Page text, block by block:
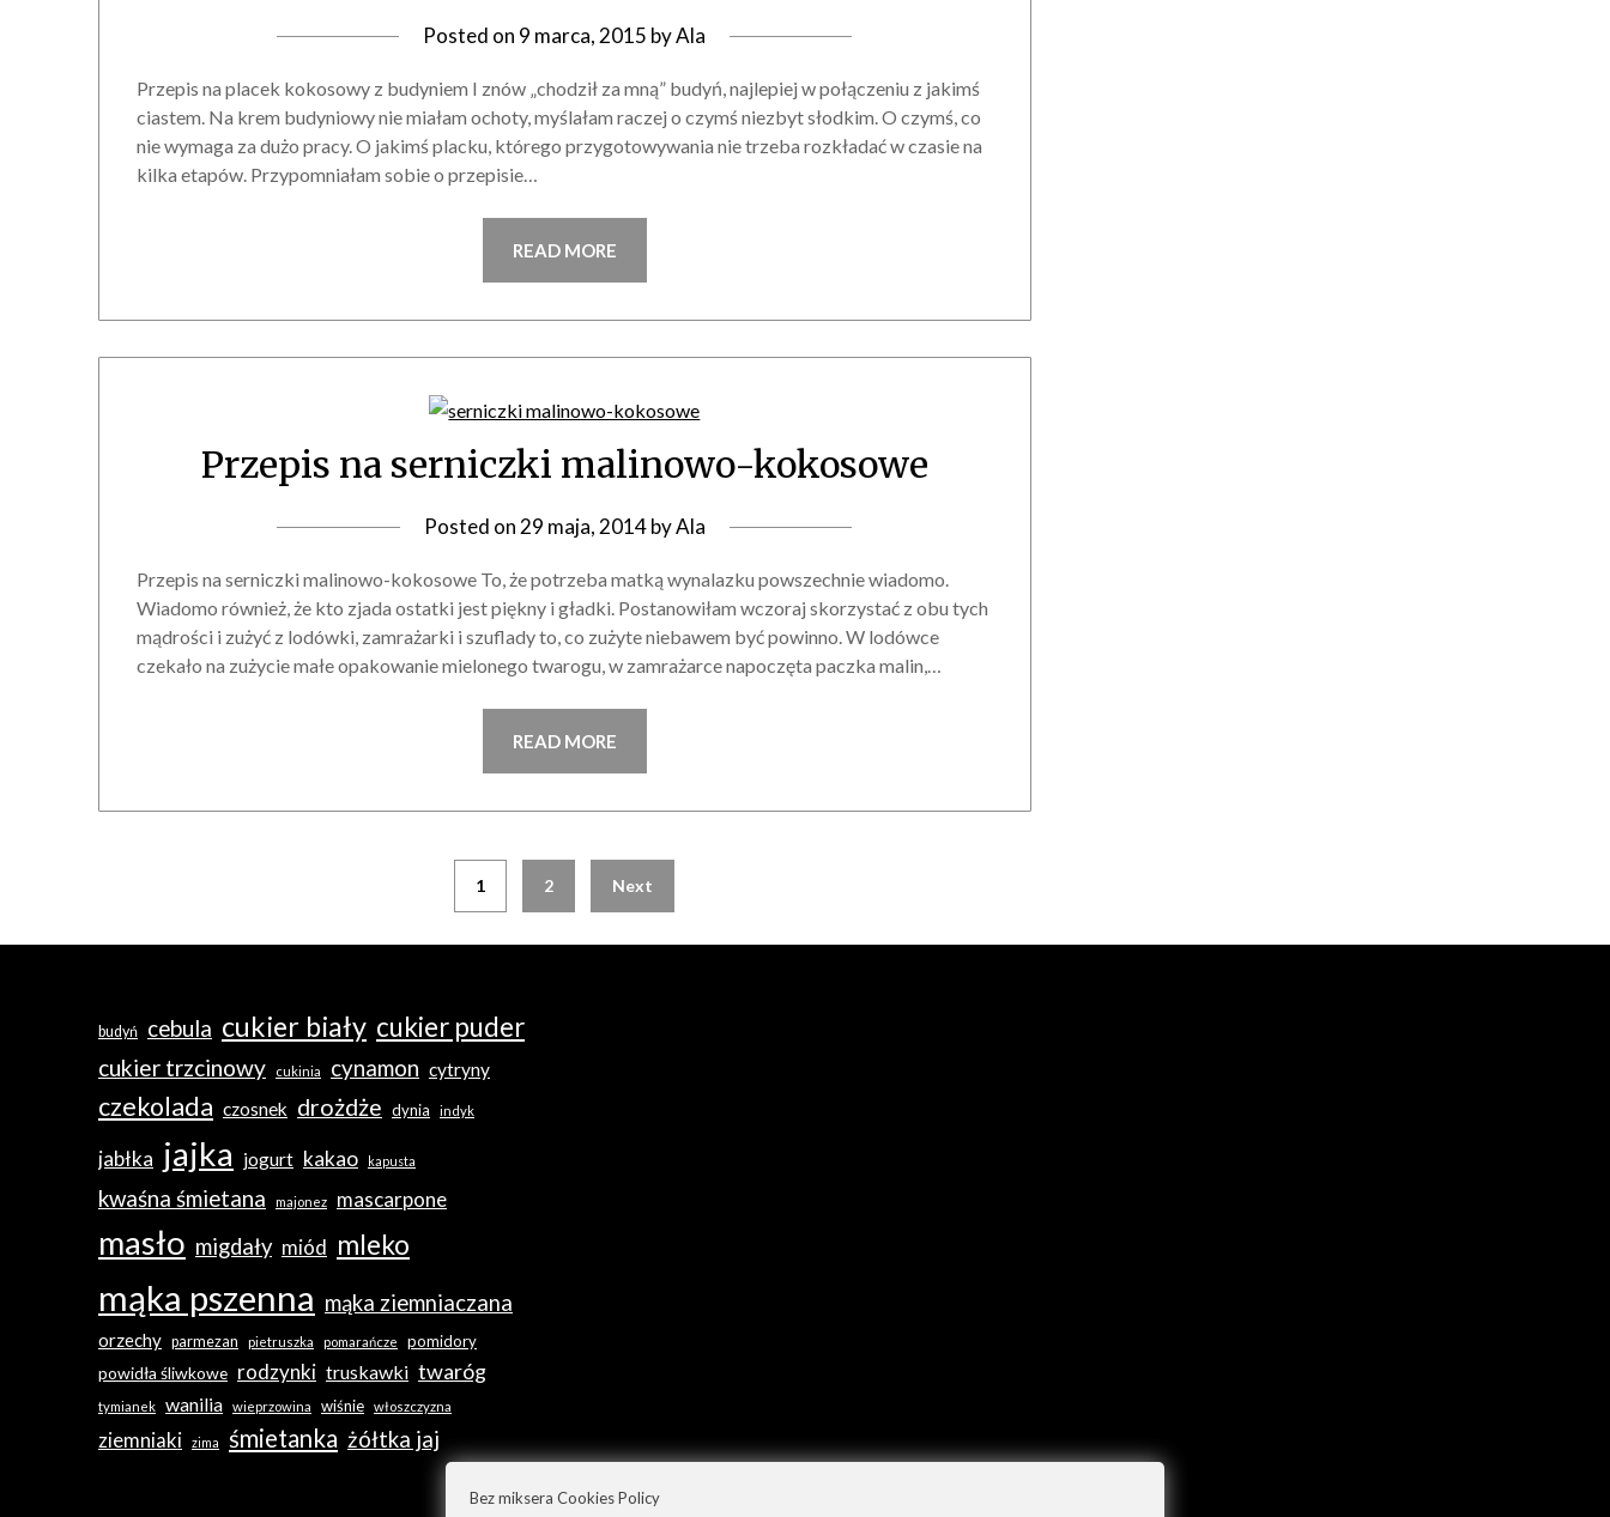
Posted on 9 marca, 2015 byAla
Przepis na placek kokosowy z budyniem I znów „chodził za mną” budyń, najlepiej w połączeniu z jakimś
ciastem. Na krem budyniowy nie miałam ochoty, myślałam raczej o czymś niezbyt słodkim. O czymś, co
nie wymaga za dużo pracy. O jakimś placku, którego przygotowywania nie trzeba rozkładać w czasie na
kilka etapów. Przypomniałam sobie o przepisie…
READ MORE
Przepis na serniczki malinowo-kokosowe
Posted on 29 maja, 2014byAla
Przepis na serniczki malinowo-kokosowe To, że potrzeba matką wynalazku powszechnie wiadomo.
Wiadomo również, że kto zjada ostatki jest piękny i gładki. Postanowiłam wczoraj skorzystać z obu tych
mądrości i zużyć z lodówki, zamrażarki i szuflady to, co zużyte niebawem być powinno. W lodówce
czekało na zużycie małe opakowanie mielonego twarogu, w zamrażarce napoczęta paczka malin,…
READ MORE
1 2 Next
budyń cebula cukier biały cukier puder
cukier trzcinowy cukinia cynamon cytryny
czekolada czosnek drożdże dynia indyk
jabłka jajka jogurt kakao kapusta
kwaśna śmietana majonez mascarpone
masło migdały miód mleko
mąka pszenna mąka ziemniaczana
orzechy parmezan pietruszka pomarańcze pomidory
powidła śliwkowe rodzynki truskawki twaróg
tymianek wanilia wieprzowina wiśnie włoszczyzna
ziemniaki zima śmietanka żółtka jaj